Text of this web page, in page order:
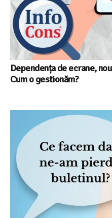
Dependența de ecrane,
Cum o gestionăm?